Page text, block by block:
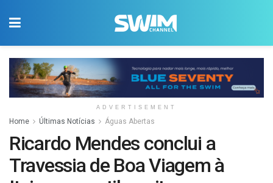
ADVERTISEMENT
Home Últimas Notícias Águas Abertas
Ricardo Mendes conclui a
Travessia de Boa Viagem à